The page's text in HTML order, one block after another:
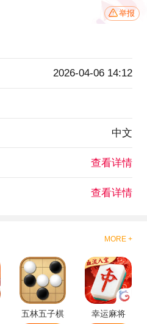
举报
2026-04-06 14:12
中文
查看详情
查看详情
MORE +
五林五子棋
幸运麻将